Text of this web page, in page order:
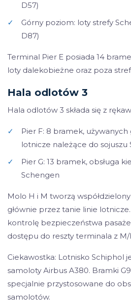
D57)
✓
Górny poziom: loty strefy
D87)
Terminal Pier E posiada 14
loty dalekobieżne oraz poza
Hala odlotów 3
Hala odlotów 3 składa się z
✓
Pier F: 8 bramek, używanych
lotnicze należące do sojuszu
✓
Pier G: 13 bramek, obsługa
Schengen
Molo H i M tworzą
głównie przez tanie linie
kontrolę bezpieczeństwa
dostępu do reszty terminala z M/
Ciekawostka: Lotnisko Schiphol
samoloty Airbus A380. Bramki
specjalnie przystosowane do
samolotów.